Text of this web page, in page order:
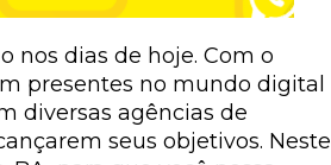
nos dias de hoje. Com o
presentes no mundo digital
diversas agências de
seus objetivos. Neste